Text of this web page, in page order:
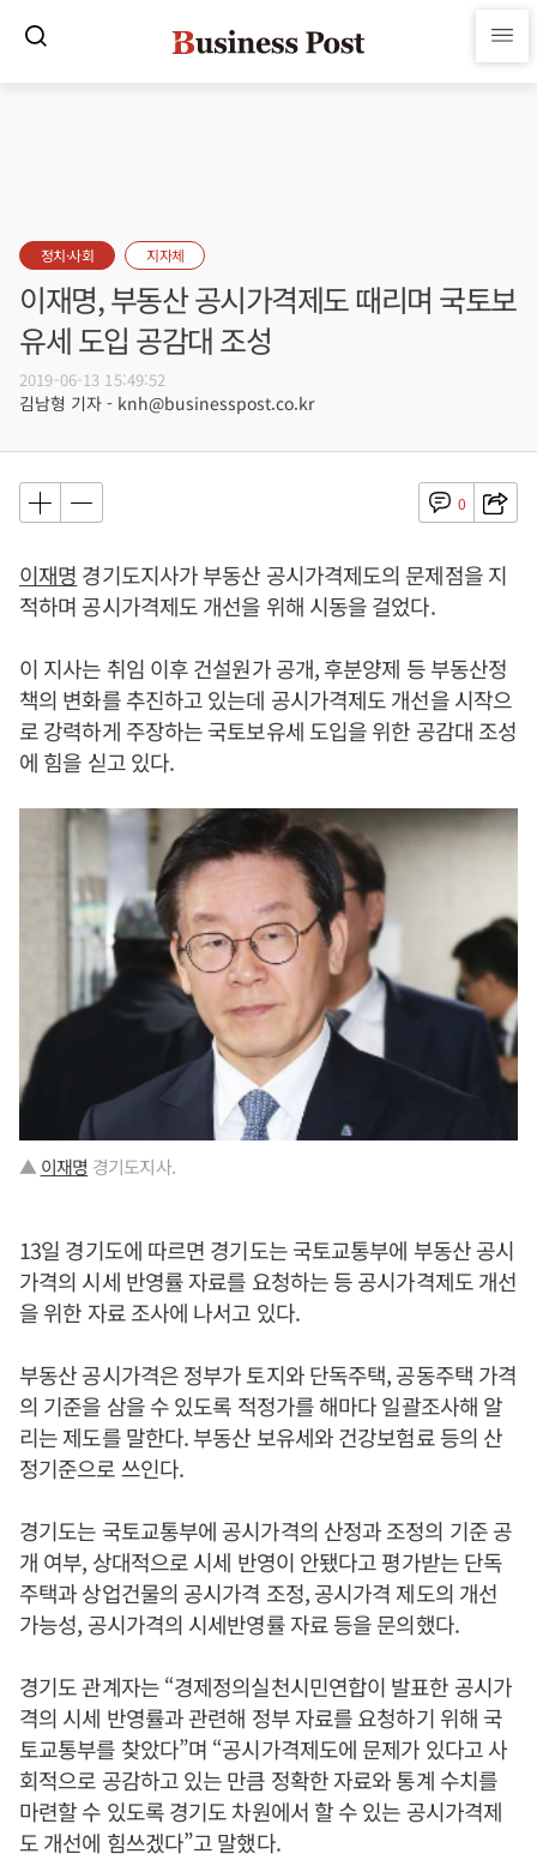
정치·사회 지자체
이재명, 부동산 공시가격제도 때리며 국토보
유세 도입 공감대 조성
2019-06-13 15:49:52
김남형 기자 - knh@businesspost.co.kr
0
이재명 경기도지사가 부동산 공시가격제도의 문제점을 지
적하며 공시가격제도 개선을 위해 시동을 걸었다.
이 지사는 취임 이후 건설원가 공개, 후분양제 등 부동산정
책의 변화를 추진하고 있는데 공시가격제도 개선을 시작으
로 강력하게 주장하는 국토보유세 도입을 위한 공감대 조성
에 힘을 싣고 있다.
▲이재명 경기도지사.
13일 경기도에 따르면 경기도는 국토교통부에 부동산 공시
가격의 시세 반영률 자료를 요청하는 등 공시가격제도 개선
을 위한 자료 조사에 나서고 있다.
부동산 공시가격은 정부가 토지와 단독주택, 공동주택 가격
의 기준을 삼을 수 있도록 적정가를 해마다 일괄조사해 알
리는 제도를 말한다. 부동산 보유세와 건강보험료 등의 산
정기준으로 쓰인다.
경기도는 국토교통부에 공시가격의 산정과 조정의 기준 공
개 여부, 상대적으로 시세 반영이 안됐다고 평가받는 단독
주택과 상업건물의 공시가격 조정, 공시가격 제도의 개선
가능성, 공시가격의 시세반영률 자료 등을 문의했다.
경기도 관계자는 “경제정의실천시민연합이 발표한 공시가
격의 시세 반영률과 관련해 정부 자료를 요청하기 위해 국
토교통부를 찾았다”며 “공시가격제도에 문제가 있다고 사
회적으로 공감하고 있는 만큼 정확한 자료와 통계 수치를
마련할 수 있도록 경기도 차원에서 할 수 있는 공시가격제
도 개선에 힘쓰겠다”고 말했다.